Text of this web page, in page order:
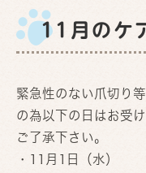
11月のケ
緊急性のない爪切り
の為以下の日はお受け
ご了承下さい。
・11月1日（水）